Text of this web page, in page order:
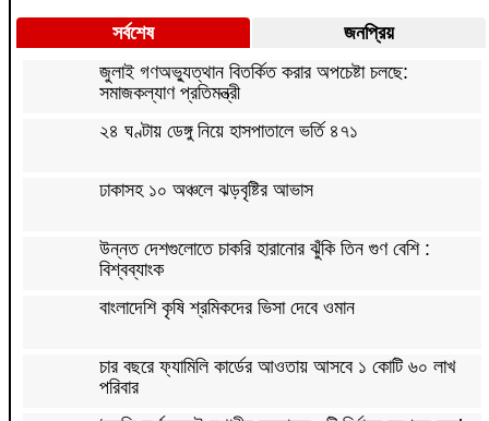
সর্বশেষ
জনপ্রিয়
জুলাই গণঅভ্যুত্থান বিতর্কিত করার অপচেষ্টা চলছে:
সমাজকল্যাণ প্রতিমন্ত্রী
২৪ ঘণ্টায় ডেঙ্গু নিয়ে হাসপাতালে ভর্তি ৪৭১
ঢাকাসহ ১০ অঞ্চলে ঝড়বৃষ্টির আভাস
উন্নত দেশগুলোতে চাকরি হারানোর ঝুঁকি তিন গুণ বেশি :
বিশ্বব্যাংক
বাংলাদেশি কৃষি শ্রমিকদের ভিসা দেবে ওমান
চার বছরে ফ্যামিলি কার্ডের আওতায় আসবে ১ কোটি ৬০ লাখ
পরিবার